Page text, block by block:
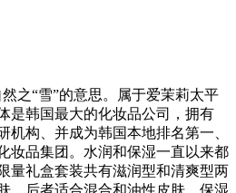
之“雪”的意思。属于爱茉莉太平
是韩国最大的化妆品公司，拥有
机构、并成为韩国本地排名第一、
妆品集团。水润和保湿一直以来都
量礼盒套装共有滋润型和清爽型两
，后者适合混合和油性皮肤，保湿